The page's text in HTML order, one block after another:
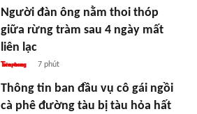
Người đàn ông nằm thoi thóp
giữa rừng tràm sau 4 ngày mất
liên lạc
7 phút
Thông tin ban đầu vụ cô gái ngồi
cà phê đường tàu bị tàu hỏa hất